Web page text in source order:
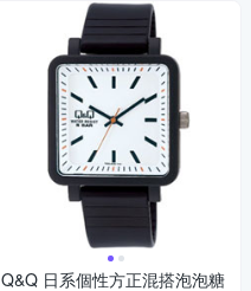
Q&Q 日系個性方正混搭泡泡糖